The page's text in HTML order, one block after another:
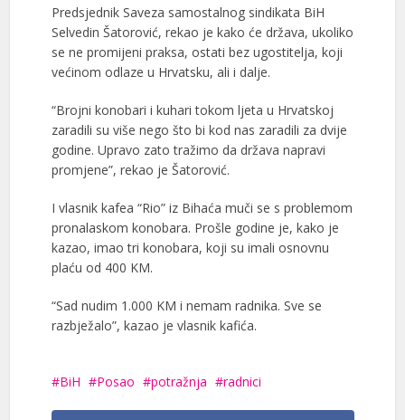
Predsjednik Saveza samostalnog sindikata BiH
Selvedin Šatorović, rekao je kako će država, ukoliko
se ne promijeni praksa, ostati bez ugostitelja, koji
većinom odlaze u Hrvatsku, ali i dalje.
“Brojni konobari i kuhari tokom ljeta u Hrvatskoj
zaradili su više nego što bi kod nas zaradili za dvije
godine. Upravo zato tražimo da država napravi
promjene”, rekao je Šatorović.
I vlasnik kafea “Rio” iz Bihaća muči se s problemom
pronalaskom konobara. Prošle godine je, kako je
kazao, imao tri konobara, koji su imali osnovnu
plaću od 400 KM.
“Sad nudim 1.000 KM i nemam radnika. Sve se
razbježalo”, kazao je vlasnik kafića.
BiH Posao potražnja radnici